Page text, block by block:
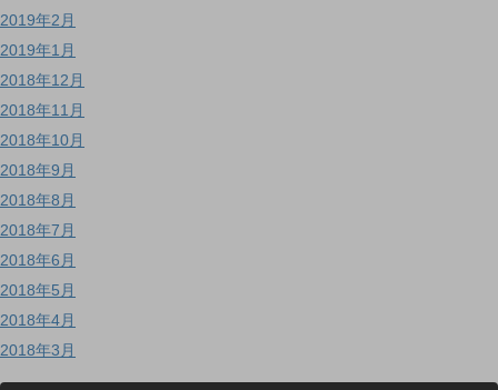
2019年2月
2019年1月
2018年12月
2018年11月
2018年10月
2018年9月
2018年8月
2018年7月
2018年6月
2018年5月
2018年4月
2018年3月